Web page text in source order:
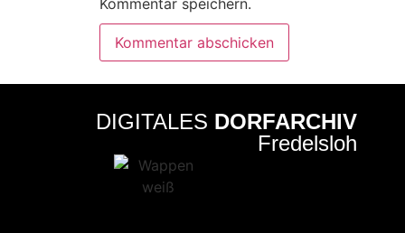
DIGITALES DORFARCHIV
Fredelsloh